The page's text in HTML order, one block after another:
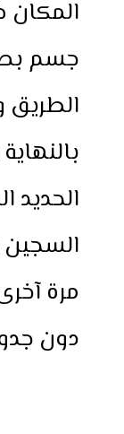
جسم
الطريق
الحديد
السجين
مرة
دون